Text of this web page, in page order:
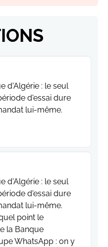
d'Algérie : le seul
d'essai dure
lui-même.
d'Algérie : le seul
d'essai dure
lui-même.
point le
la Banque
WhatsApp : on y